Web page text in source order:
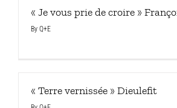
« Je vous prie de croire »
By Q+E
« Terre vernissée » Dieulefit